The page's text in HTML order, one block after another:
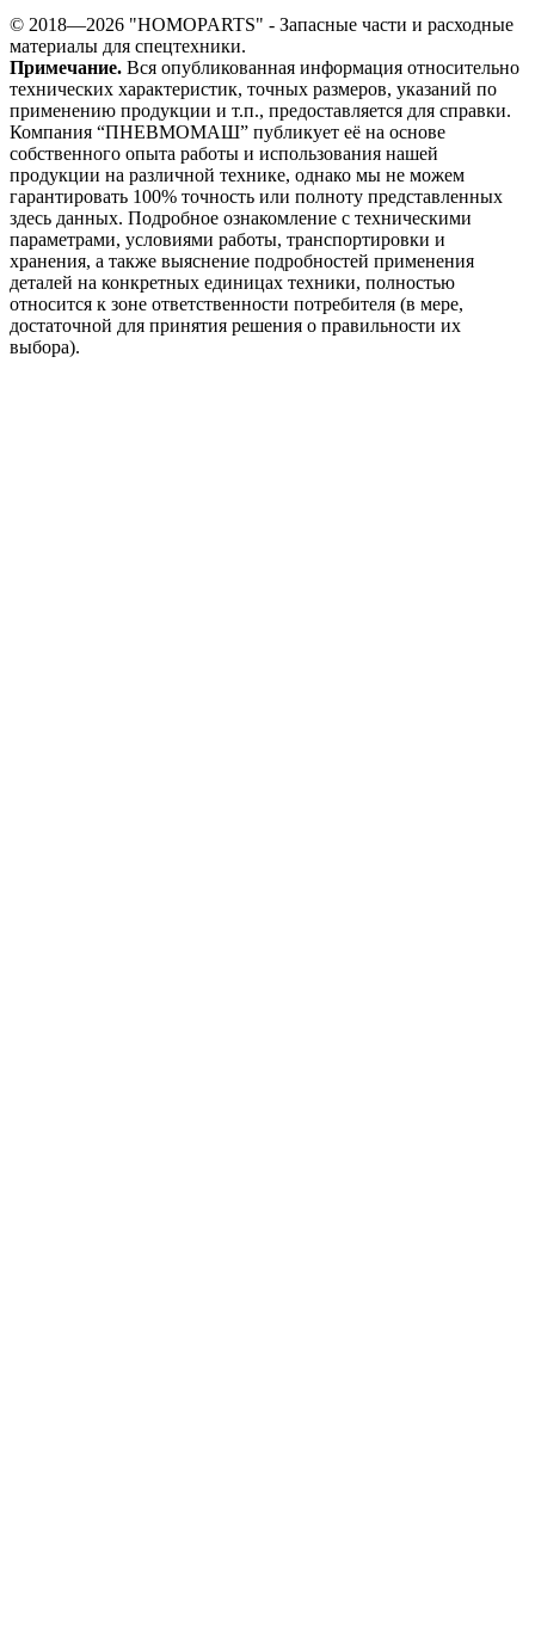
© 2018—2026 "HOMOPARTS" - Запасные части и расходные
материалы для спецтехники.
Примечание. Вся опубликованная информация относительно
технических характеристик, точных размеров, указаний по
применению продукции и т.п., предоставляется для справки.
Компания “ПНЕВМОМАШ” публикует её на основе
собственного опыта работы и использования нашей
продукции на различной технике, однако мы не можем
гарантировать 100% точность или полноту представленных
здесь данных. Подробное ознакомление с техническими
параметрами, условиями работы, транспортировки и
хранения, а также выяснение подробностей применения
деталей на конкретных единицах техники, полностью
относится к зоне ответственности потребителя (в мере,
достаточной для принятия решения о правильности их
выбора).